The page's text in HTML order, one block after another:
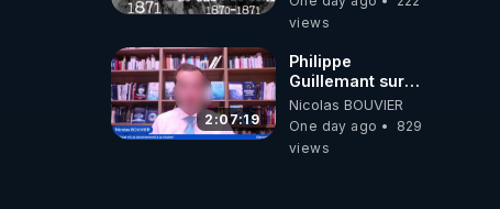
frères de la
views
2:07:19
Philippe
Guillemant sur
l’IA, la conscience
et les OVNI
Nicolas BOUVIER
One day ago
829
views